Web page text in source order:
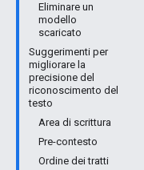
Eliminare un
modello
scaricato
Suggerimenti per
migliorare la
precisione del
riconoscimento del
testo
Area di scrittura
Pre-contesto
Ordine dei tratti